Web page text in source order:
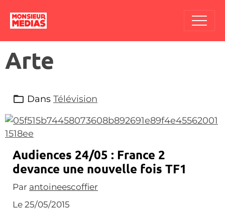
Arte
Dans Télévision
Audiences 24/05 : France 2
devance une nouvelle fois TF1
Par antoineescoffier
Le 25/05/2015